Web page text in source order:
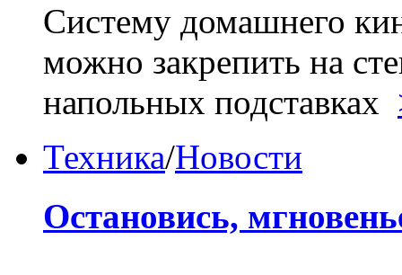
Систему домашнего
можно закрепить на
напольных подставках
Техника/Новости
Остановись,